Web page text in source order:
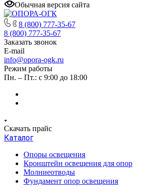
Обычная версия сайта
8 (800) 777-35-67
8 (800) 777-35-67
Заказать звонок
E-mail
info@opora-ogk.ru
Режим работы
Пн. – Пт.: с 9:00 до 18:00
Скачать прайс
Каталог
Опоры освещения
Кронштейн освещения для опор
Молниеотводы
Фундамент опор освещения